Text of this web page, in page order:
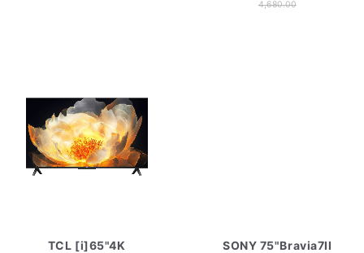
4,680.00
TCL [i]65"4K
SONY 75"Bravia7II